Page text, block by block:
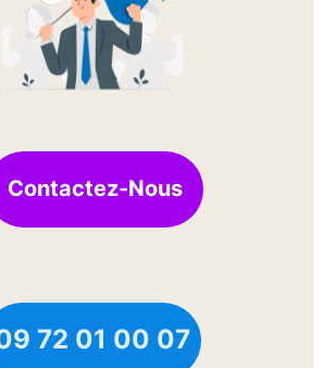
Contactez-Nous
72 01 00 07